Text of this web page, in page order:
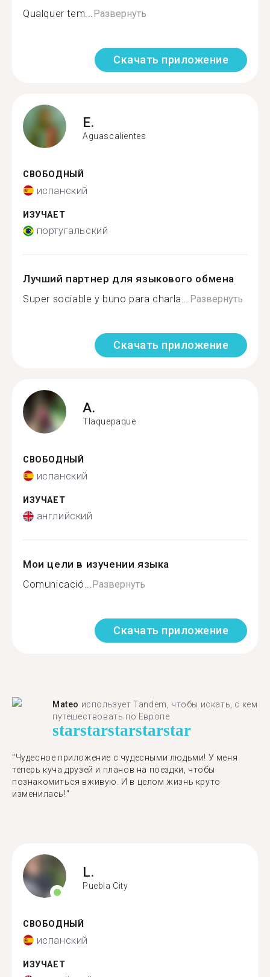
Qualquer tem...Развернуть
Скачать приложение
E.
Aguascalientes
СВОБОДНЫЙ
испанский
ИЗУЧАЕТ
португальский
Лучший партнер для языкового обмена
Super sociable y buno para charla...Развернуть
Скачать приложение
A.
Tlaquepaque
СВОБОДНЫЙ
испанский
ИЗУЧАЕТ
английский
Мои цели в изучении языка
Comunicació...Развернуть
Скачать приложение
Mateo использует Tandem, чтобы искать, с кем
путешествовать по Европе
starstarstarstarstar
"Чудесное приложение с чудесными людьми! У меня
теперь куча друзей и планов на поездки, чтобы
познакомиться вживую. И в целом жизнь круто
изменилась!"
L.
Puebla City
СВОБОДНЫЙ
испанский
ИЗУЧАЕТ